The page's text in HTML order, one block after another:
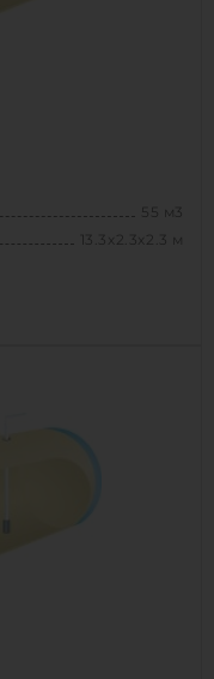
55 м3
13.3х2.3х2.3 м